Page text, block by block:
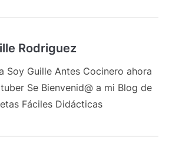
Rodriguez
Soy Guille Antes Cocinero ahora
Se Bienvenid@ a mi Blog de
Fáciles Didácticas